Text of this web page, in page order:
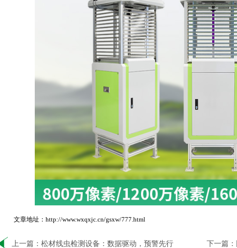
文章地址：http://www.wxqxjc.cn/gsxw/777.html
上一篇： 松材线虫检测设备：数据驱动，预警先行 下一篇：